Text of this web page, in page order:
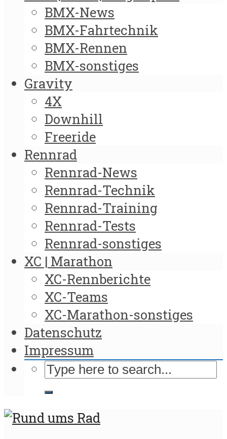
BMX-News
BMX-Fahrtechnik
BMX-Rennen
BMX-sonstiges
Gravity
4X
Downhill
Freeride
Rennrad
Rennrad-News
Rennrad-Technik
Rennrad-Training
Rennrad-Tests
Rennrad-sonstiges
XC | Marathon
XC-Rennberichte
XC-Teams
XC-Marathon-sonstiges
Datenschutz
Impressum